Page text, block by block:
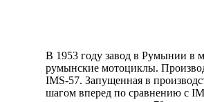
В 1953 году завод в Румынии в
румынские мотоциклы.
IMS-57. Запущенная в
шагом вперед по сравнению с